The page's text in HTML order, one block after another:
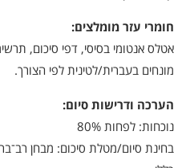
חומרי עזר מומלצים:
אטלס אנטומי בסיסי, דפי סיכום,
מונחים בעברית/לטינית לפי הצורך.
הערכה ודרישות סיום:
נוכחות: לפחות 80%
בחינת סיום/מטלת סיכום: מבחן